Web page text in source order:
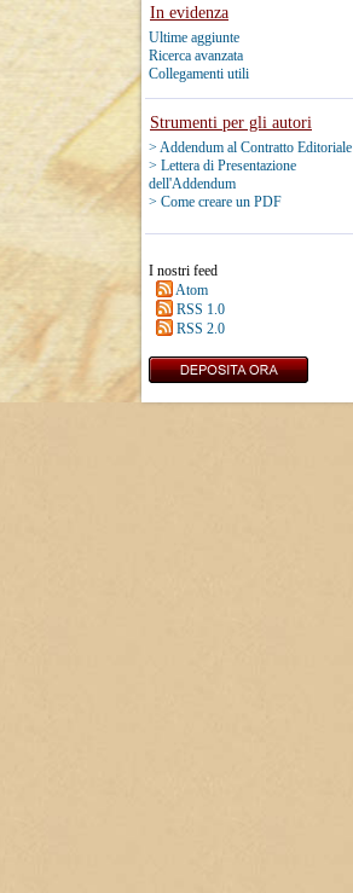
In evidenza
Ultime aggiunte
Ricerca avanzata
Collegamenti utili
Strumenti per gli autori
> Addendum al Contratto Editoriale
> Lettera di Presentazione
dell'Addendum
> Come creare un PDF
I nostri feed
Atom
RSS 1.0
RSS 2.0